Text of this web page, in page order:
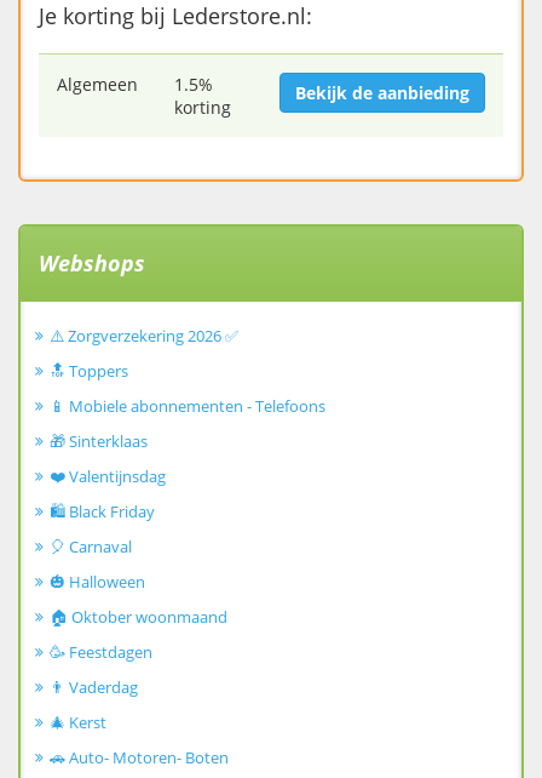
Je korting bij Lederstore.nl:
Algemeen
1.5%
korting
Bekijk de aanbieding
Webshops
⚠️ Zorgverzekering 2026 ✅
🔝 Toppers
📱 Mobiele abonnementen - Telefoons
🎁 Sinterklaas
❤️ Valentijnsdag
🛍️ Black Friday
🎈 Carnaval
🎃 Halloween
🏠 Oktober woonmaand
🥳 Feestdagen
👨 Vaderdag
🎄 Kerst
🚗 Auto- Motoren- Boten